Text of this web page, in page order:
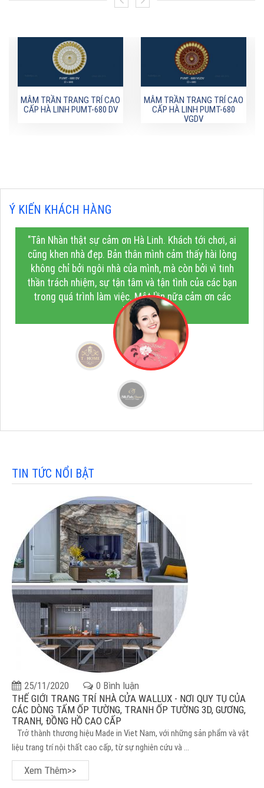
MÂM TRẦN TRANG TRÍ CAO
CẤP HÀ LINH PUMT-680 DV
MÂM TRẦN TRANG TRÍ CAO
CẤP HÀ LINH PUMT-680
VGDV
Ý KIẾN KHÁCH HÀNG
"Tân Nhàn thật sự cảm ơn Hà Linh. Khách tới chơi, ai
cũng khen nhà đẹp. Bản thân mình cảm thấy hài lòng
không chỉ bởi ngôi nhà của mình, mà còn bởi vì tinh
thần trách nhiệm, sự tận tâm và tận tình của các bạn
trong quá trình làm việc. Một lần nữa cảm ơn các
bạn!"
TIN TỨC NỔI BẬT
25/11/2020
0 Bình luận
THẾ GIỚI TRANG TRÍ NHÀ CỬA WALLUX - NƠI QUY TỤ CỦA
CÁC DÒNG TẤM ỐP TƯỜNG, TRANH ỐP TƯỜNG 3D, GƯƠNG,
TRANH, ĐỒNG HỒ CAO CẤP
Trở thành thương hiệu Made in Viet Nam, với những sản phẩm và vật
liệu trang trí nội thất cao cấp, từ sự nghiên cứu và ...
Xem Thêm>>